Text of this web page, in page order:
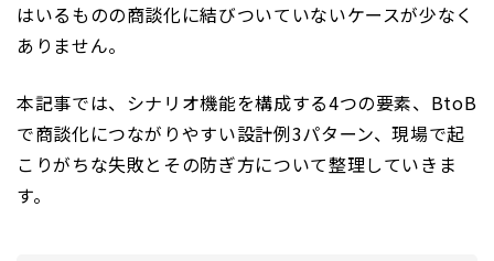
はいるものの商談化に結びついていないケースが少なく
ありません。
本記事では、シナリオ機能を構成する4つの要素、BtoB
で商談化につながりやすい設計例3パターン、現場で起
こりがちな失敗とその防ぎ方について整理していきま
す。